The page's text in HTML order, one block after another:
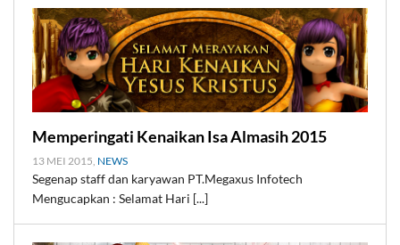
Memperingati Kenaikan Isa Almasih 2015
13 MEI 2015, NEWS
Segenap staff dan karyawan PT.Megaxus Infotech
Mengucapkan : Selamat Hari [...]